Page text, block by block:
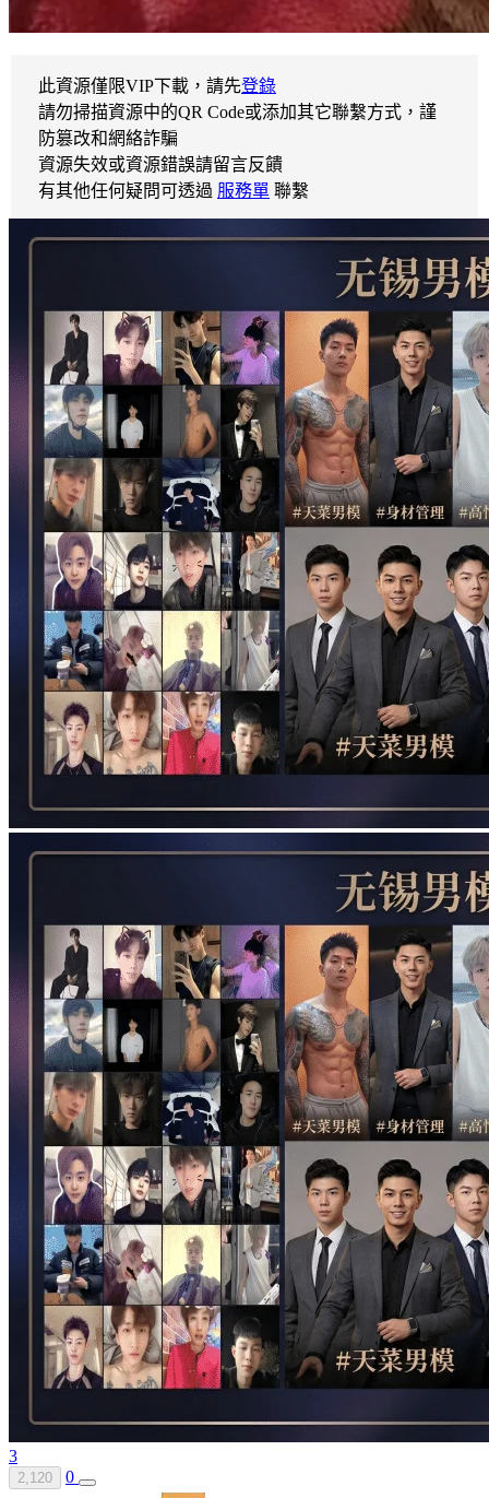
此資源僅限VIP下載，請先登錄
請勿掃描資源中的QR Code或添加其它聯繫方式，謹
防篡改和網絡詐騙
資源失效或資源錯誤請留言反饋
有其他任何疑問可透過 服務單 聯繫
3
2,120 0